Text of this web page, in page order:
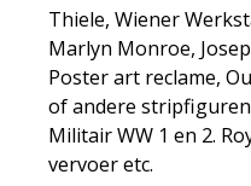
Thiele, Wiener
Marlyn Monroe,
Poster art reclame,
of andere
Militair WW 1 en 2.
vervoer etc.